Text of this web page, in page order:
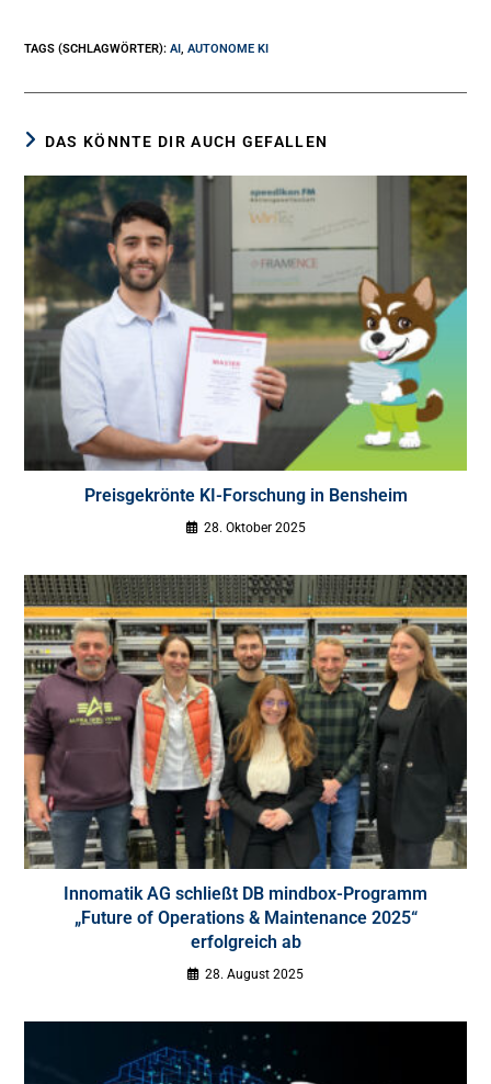
TAGS (SCHLAGWÖRTER):AI, AUTONOME KI
DAS KÖNNTE DIR AUCH GEFALLEN
Preisgekrönte KI-Forschung in Bensheim
28. Oktober 2025
Innomatik AG schließt DB mindbox-Programm
„Future of Operations & Maintenance 2025“
erfolgreich ab
28. August 2025